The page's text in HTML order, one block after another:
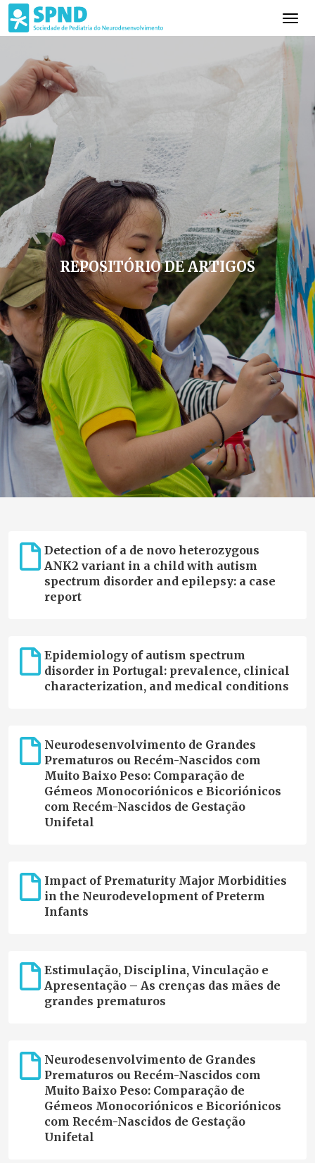
REPOSITÓRIO DE ARTIGOS
Detection of a de novo heterozygous
ANK2 variant in a child with autism
spectrum disorder and epilepsy: a case
report
Epidemiology of autism spectrum
disorder in Portugal: prevalence, clinical
characterization, and medical conditions
Neurodesenvolvimento de Grandes
Prematuros ou Recém-Nascidos com
Muito Baixo Peso: Comparação de
Gémeos Monocoriónicos e Bicoriónicos
com Recém-Nascidos de Gestação
Unifetal
Impact of Prematurity Major Morbidities
in the Neurodevelopment of Preterm
Infants
Estimulação, Disciplina, Vinculação e
Apresentação – As crenças das mães de
grandes prematuros
Neurodesenvolvimento de Grandes
Prematuros ou Recém-Nascidos com
Muito Baixo Peso: Comparação de
Gémeos Monocoriónicos e Bicoriónicos
com Recém-Nascidos de Gestação
Unifetal